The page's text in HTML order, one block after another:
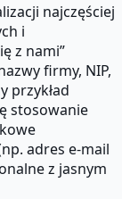
najczęściej
i
z nami”
firmy, NIP,
przykład
stosowanie
adres e-mail
z jasnym